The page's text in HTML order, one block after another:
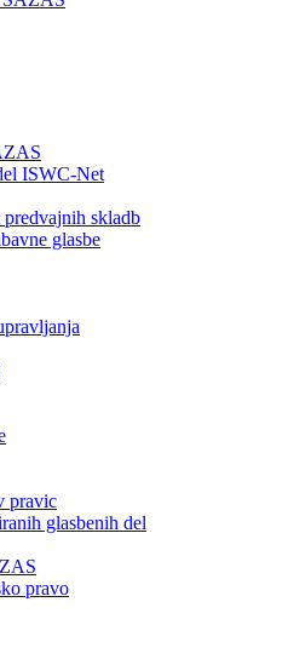
ISWC-Net
skladb
glasbe
pravic
glasbenih del
pravo